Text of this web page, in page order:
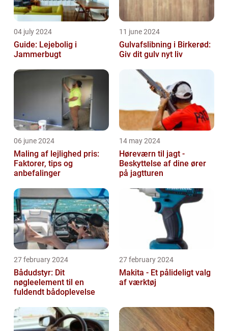
04 july 2024
Guide: Lejebolig i
Jammerbugt
11 june 2024
Gulvafslibning i Birkerød:
Giv dit gulv nyt liv
06 june 2024
Maling af lejlighed pris:
Faktorer, tips og
anbefalinger
14 may 2024
Høreværn til jagt -
Beskyttelse af dine ører
på jagtturen
27 february 2024
Bådudstyr: Dit
nøgleelement til en
fuldendt bådoplevelse
27 february 2024
Makita - Et pålideligt valg
af værktøj